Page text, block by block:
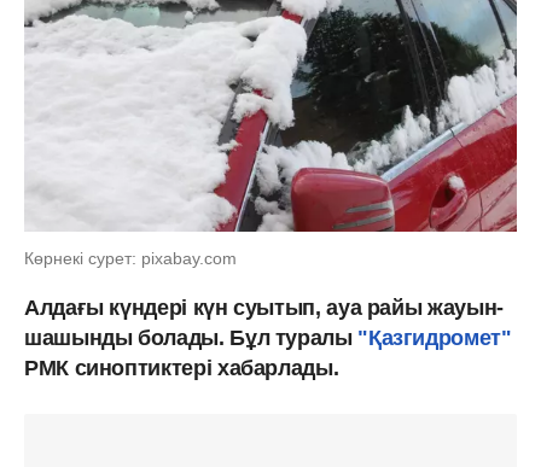
Көрнекі сурет: pixabay.com
Алдағы күндері күн суытып, ауа райы жауын-
шашынды болады. Бұл туралы "Қазгидромет"
РМК синоптиктері хабарлады.